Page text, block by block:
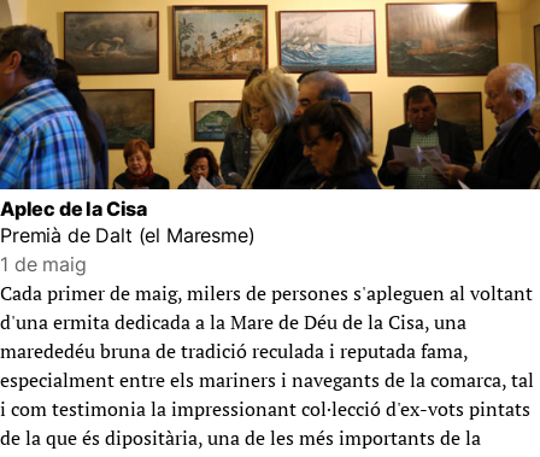
Aplec de la Cisa
Premià de Dalt (el Maresme)
1 de maig
Cada primer de maig, milers de persones s'apleguen al voltant
d'una ermita dedicada a la Mare de Déu de la Cisa, una
marededéu bruna de tradició reculada i reputada fama,
especialment entre els mariners i navegants de la comarca, tal
i com testimonia la impressionant col·lecció d'ex-vots pintats
de la que és dipositària, una de les més importants de la